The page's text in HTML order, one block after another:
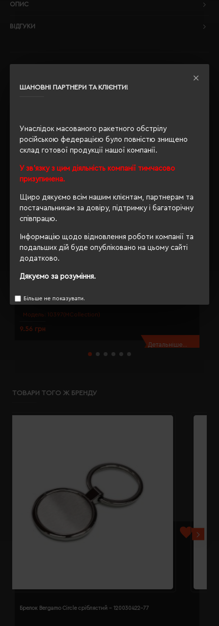
ШАНОВНІ ПАРТНЕРИ ТА КЛІЄНТИ!
Унаслідок масованого ракетного обстрілу
російською федерацією було повністю знищено
склад готової продукції нашої компанії.
У зв'язку з цим діяльність компанії тимчасово
призупинена.
Щиро дякуємо всім нашим клієнтам, партнерам та
постачальникам за довіру, підтримку і багаторічну
співпрацю.
Інформацію щодо відновлення роботи компанії та
подальших дій буде опубліковано на цьому сайті
додатково.
Дякуємо за розуміння.
Більше не показувати.
ОПИС
ВІДГУКИ
Модель: 10397(MCollection)
9.56 грн
Детальніше...
ТОВАРИ ТОГО Ж БРЕНДУ
Брелок Bergamo Circle сріблястий - 120030422-77